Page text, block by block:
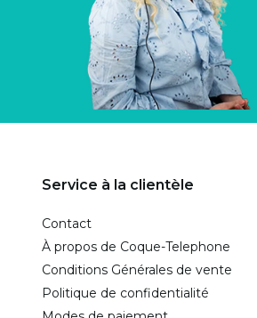
Service à la clientèle
Contact
À propos de Coque-Telephone
Conditions Générales de vente
Politique de confidentialité